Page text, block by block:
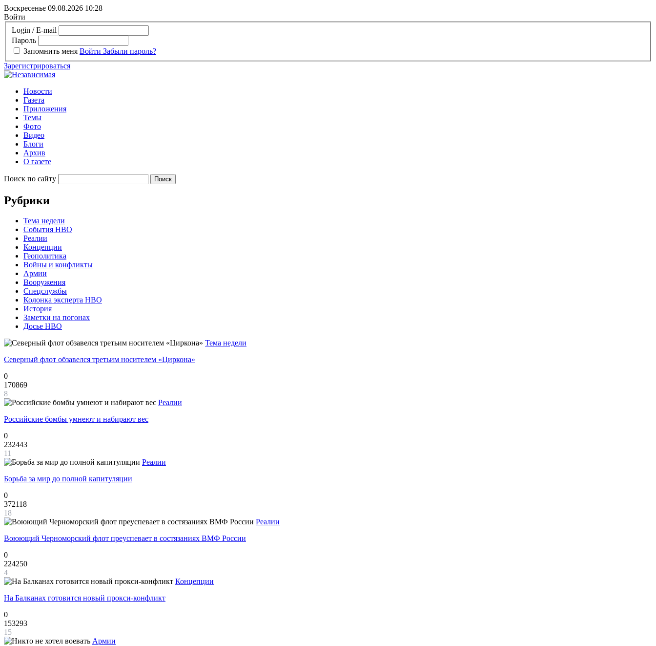
Воскресенье 09.08.2026 10:28
Войти
Login / E-mail
Пароль
Запомнить меня Войти Забыли пароль?
Зарегистрироваться
Новости
Газета
Приложения
Темы
Фото
Видео
Блоги
Архив
О газете
Поиск по сайту
Рубрики
Тема недели
События НВО
Реалии
Концепции
Геополитика
Войны и конфликты
Армии
Вооружения
Спецслужбы
Колонка эксперта НВО
История
Заметки на погонах
Досье НВО
Тема недели
Северный флот обзавелся третьим носителем «Циркона»
0
170869
8
Реалии
Российские бомбы умнеют и набирают вес
0
232443
11
Реалии
Борьба за мир до полной капитуляции
0
372118
18
Реалии
Воюющий Черноморский флот преуспевает в состязаниях ВМФ России
0
224250
4
Концепции
На Балканах готовится новый прокси-конфликт
0
153293
15
Армии